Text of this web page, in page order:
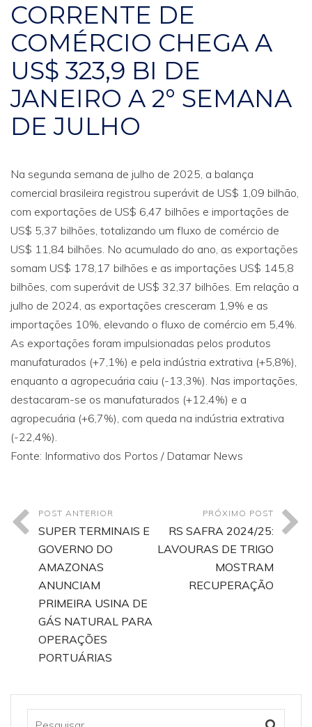
CORRENTE DE
COMÉRCIO CHEGA A
US$ 323,9 BI DE
JANEIRO A 2° SEMANA
DE JULHO
Na segunda semana de julho de 2025, a balança
comercial brasileira registrou superávit de US$ 1,09 bilhão,
com exportações de US$ 6,47 bilhões e importações de
US$ 5,37 bilhões, totalizando um fluxo de comércio de
US$ 11,84 bilhões. No acumulado do ano, as exportações
somam US$ 178,17 bilhões e as importações US$ 145,8
bilhões, com superávit de US$ 32,37 bilhões. Em relação a
julho de 2024, as exportações cresceram 1,9% e as
importações 10%, elevando o fluxo de comércio em 5,4%.
As exportações foram impulsionadas pelos produtos
manufaturados (+7,1%) e pela indústria extrativa (+5,8%),
enquanto a agropecuária caiu (-13,3%). Nas importações,
destacaram-se os manufaturados (+12,4%) e a
agropecuária (+6,7%), com queda na indústria extrativa
(-22,4%).
Fonte: Informativo dos Portos / Datamar News
POST ANTERIOR
SUPER TERMINAIS E
GOVERNO DO
AMAZONAS
ANUNCIAM
PRIMEIRA USINA DE
GÁS NATURAL PARA
OPERAÇÕES
PORTUÁRIAS
PRÓXIMO POST
RS SAFRA 2024/25:
LAVOURAS DE TRIGO
MOSTRAM
RECUPERAÇÃO